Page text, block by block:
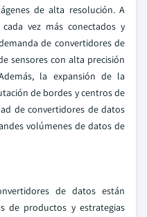
de alta resolución. A
vez más conectados y
de convertidores de
sensores con alta precisión
la expansión de la
de bordes y centros de
de convertidores de datos
volúmenes de datos de
de datos están
de productos y estrategias